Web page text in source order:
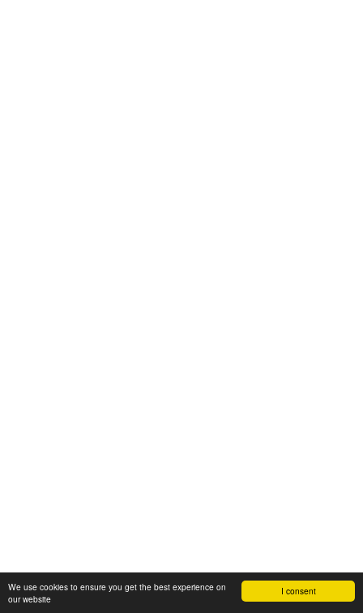
I consent
We use cookies to ensure you get the best experience on
our website